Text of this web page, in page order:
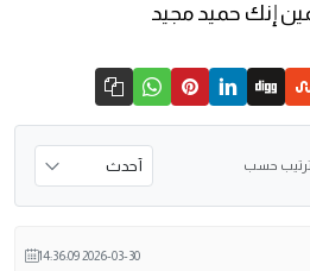
إنك حميد مجيد
ترتيب حسب
2026-03-30 14:36:09